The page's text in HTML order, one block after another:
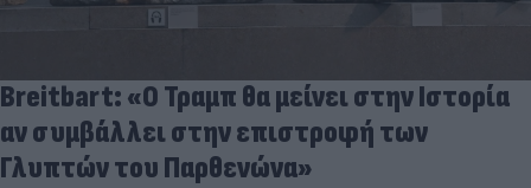
Breitbart: «Ο Τραμπ θα μείνει στην Ιστορία
αν συμβάλλει στην επιστροφή των
Γλυπτών του Παρθενώνα»